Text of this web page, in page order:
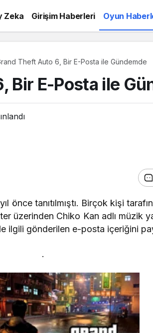
Zeka Girişim Haberleri Oyun
Theft Auto 6, Bir E-Posta ile Gündemde
Bir E-Posta ile
önce tanıtılmıştı. Birçok kişi
üzerinden Chiko Kan adlı müzik
ilgili gönderilen e-posta içeriğini
.